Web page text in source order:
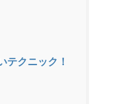
テクニック！